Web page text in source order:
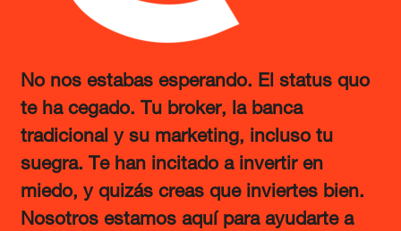
No nos estabas esperando. El status quo
te ha cegado. Tu broker, la banca
tradicional y su marketing, incluso tu
suegra. Te han incitado a invertir en
miedo, y quizás creas que inviertes bien.
Nosotros estamos aquí para ayudarte a